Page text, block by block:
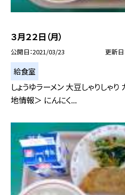
３月２２日（月）
公開日 2021/03/23 更新日
給食室
しょうゆラーメン 大豆しゃりしゃ
地情報＞ にんにく...